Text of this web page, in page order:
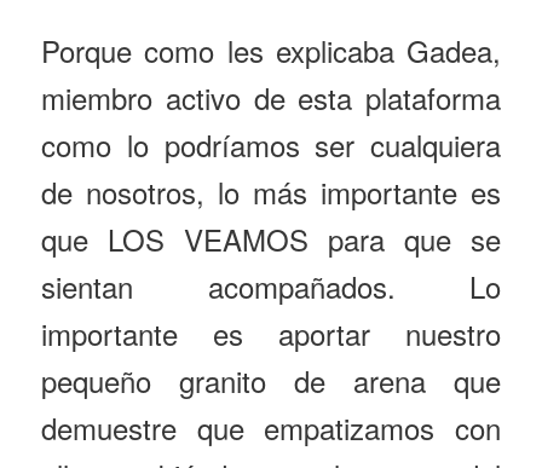
Porque como les explicaba Gadea,
miembro activo de esta plataforma
como lo podríamos ser cualquiera
de nosotros, lo más importante es
que LOS VEAMOS para que se
sientan acompañados. Lo
importante es aportar nuestro
pequeño granito de arena que
demuestre que empatizamos con